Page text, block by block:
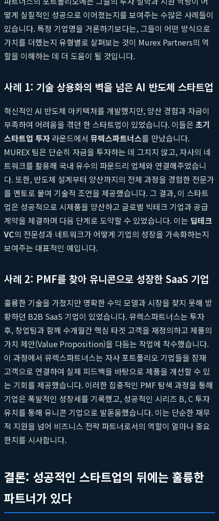
떻게 실질적인 성공으로 이어졌는지를 보여주는 수많은 사례들이
있습니다. 특정 기업명을 거론하기보다는, 그들이 어떤 방식으로
가치를 더했는지 유형별로 살펴보는 것이 Murex Partners의 역
할을 이해하는 데 더 도움이 될 것입니다.
사례 1: 기술 상용화의 벽을 넘은 AI 반도체 스타트업
혁신적인 AI 반도체 아키텍처를 개발했지만, 양산 경험과 자금이
부족하여 어려움을 겪던 한 스타트업이 있었습니다. 이들은 초기
스타트업 투자 라운드에서 뮤렉스파트너스를 만났습니다.
MUREX 팀은 단순히 자금을 투자하는 데 그치지 않고, 자사의 네
트워크를 활용해 국내 유수의 파운드리 업체와 연결해주었습니
다. 또한, 반도체 설계부터 양산까지의 전체 과정을 경험한 전문가
를 멘토로 붙여 기술적 조언을 제공했습니다. 그 결과, 이 스타트
업은 성공적으로 시제품을 양산하고 글로벌 빅테크 기업과 공급
계약을 체결하며 다음 단계로 도약할 수 있었습니다. 이는 딥테크
VC의 전문성과 네트워크가 어떻게 기업의 성장을 가속화하는지
보여주는 대표적인 예입니다.
사례 2: PMF를 찾아 유니콘으로 성장한 SaaS 기업
훌륭한 기술을 가졌지만 명확한 수익 모델과 시장을 찾지 못해 방
황하던 B2B SaaS 기업이 있었습니다. 뮤렉스파트너스는 투자
후, 창업팀과 함께 수개월간 핵심 타겟 고객을 재정의하고 제품의
가치 제안(Value Proposition)을 다듬는 작업에 착수했습니다.
이 과정에서 뮤렉스파트너스는 자사 포트폴리오 기업들을 잠재
고객으로 연결하여 실제 피드백을 바탕으로 제품을 개선할 수 있
는 기회를 제공했습니다. 이러한 집중적인 PMF 탐색 과정을 통해
기업은 폭발적인 성장세를 기록했고, 성공적인 시리즈 B, C 투자
유치를 통해 유니콘 기업으로 발돋움했습니다. 이는 단순한 재무
적 지원을 넘어 비즈니스 전략 파트너로서의 역할이 얼마나 중요
한지를 시사합니다.
결론: 성공적인 스타트업의 뒤에는 훌륭한
파트너가 있다